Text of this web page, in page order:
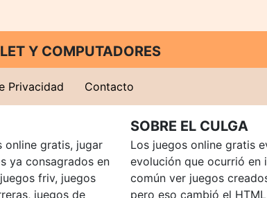
Y COMPUTADORES
Privacidad Contacto
online gratis, jugar
ya consagrados en
friv, juegos
juegos de
SOBRE EL CULGA
Los juegos online gratis
evolución que ocurrió en
común ver juegos
pero eso cambió el